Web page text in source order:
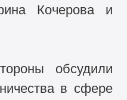
Кочерова и
обсудили
в сфере